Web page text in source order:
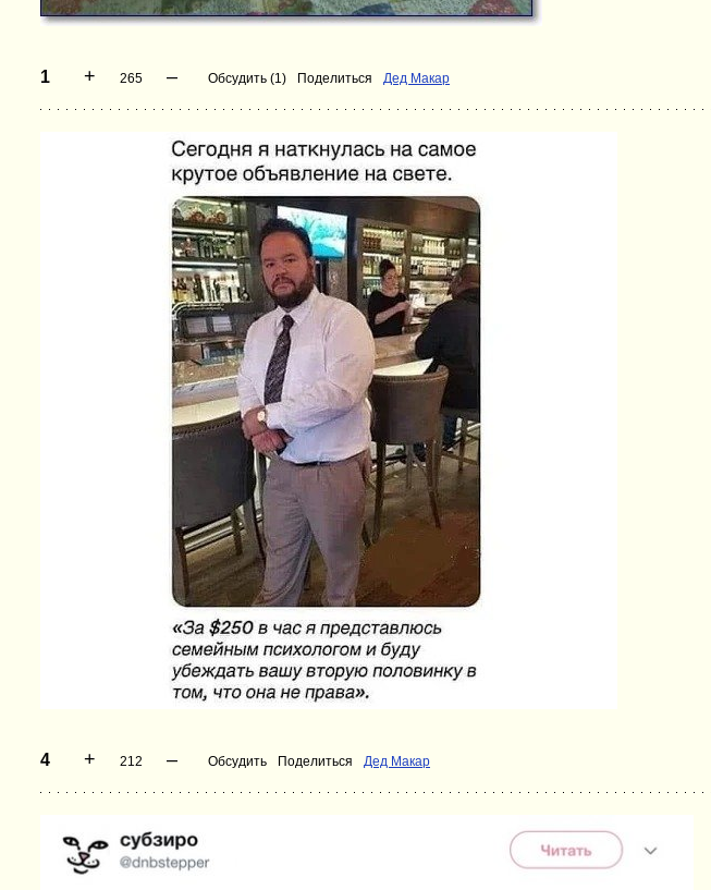
1 + 265 – Обсудить (1) Поделиться Дед Макар
4 + 212 – Обсудить Поделиться Дед Макар